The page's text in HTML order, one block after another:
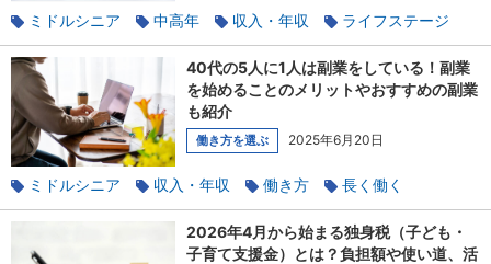
ミドルシニア 中高年 収入・年収
ライフステージ
定年後
40代の5人に1人は副業をしている！副業
を始めることのメリットやおすすめの副業
も紹介
働き方を選ぶ 2025年6月20日
ミドルシニア 収入・年収 働き方
長く働く
ワークライフバランス
2026年4月から始まる独身税（子ども・
子育て支援金）とは？負担額や使い道、活